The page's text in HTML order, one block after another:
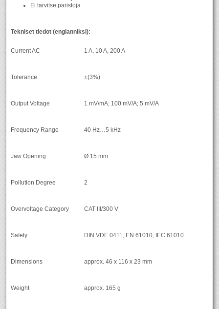
Ei tarvitse paristoja
Tekniset tiedot (englanniksi):
Current AC 1 A, 10 A, 200 A
Tolerance ±(3%)
Output Voltage 1 mV/mA; 100 mV/A; 5 mV/A
Frequency Range 40 Hz…5 kHz
Jaw Opening Ø 15 mm
Pollution Degree 2
Overvoltage Category CAT III/300 V
Safety DIN VDE 0411, EN 61010, IEC 61010
Dimensions approx. 46 x 116 x 23 mm
Weight approx. 165 g